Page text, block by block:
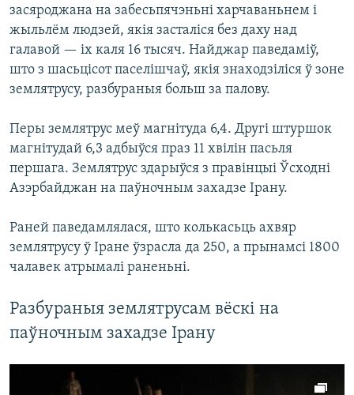
засяроджана на забесьпячэньні харчаваньнем і
жыльлём людзей, якія засталіся без даху над
галавой — іх каля 16 тысяч. Найджар паведаміў,
што з шасьцісот паселішчаў, якія знаходзіліся ў зоне
землятрусу, разбураныя больш за палову.
Перы землятрус меў магнітуда 6,4. Другі штуршок
магнітудай 6,3 адбыўся праз 11 хвілін пасьля
першага. Землятрус здарыўся з правінцыі Ўсходні
Азэрбайджан на паўночным захадзе Ірану.
Раней паведамлялася, што колькасьць ахвяр
землятрусу ў Іране ўзрасла да 250, а прынамсі 1800
чалавек атрымалі раненьні.
Разбураныя землятрусам вёскі на
паўночным захадзе Ірану